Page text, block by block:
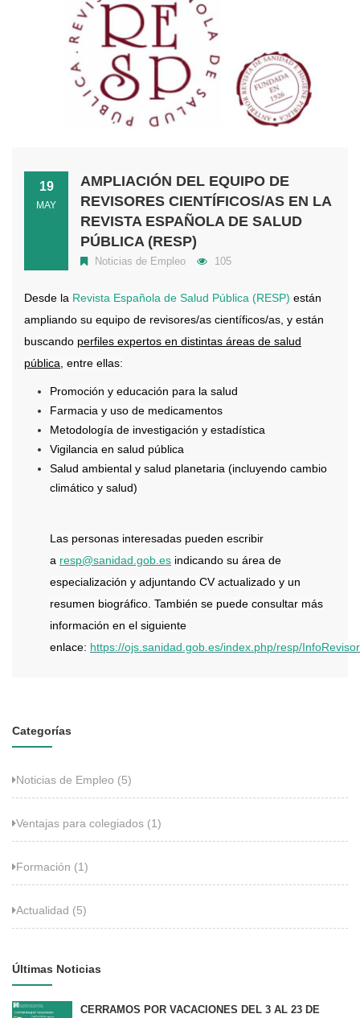
19
MAY
AMPLIACIÓN DEL EQUIPO DE
REVISORES CIENTÍFICOS/AS EN LA
REVISTA ESPAÑOLA DE SALUD
PÚBLICA (RESP)
Noticias de Empleo 105
Desde la Revista Española de Salud Pública (RESP) están
ampliando su equipo de revisores/as científicos/as, y están
buscando perfiles expertos en distintas áreas de salud
pública , entre ellas:
Promoción y educación para la salud
Farmacia y uso de medicamentos
Metodología de investigación y estadística
Vigilancia en salud pública
Salud ambiental y salud planetaria (incluyendo cambio
climático y salud)
Las personas interesadas pueden escribir
a resp@sanidad.gob.es indicando su área de
especialización y adjuntando CV actualizado y un
resumen biográfico. También se puede consultar más
información en el siguiente
enlace: https://ojs.sanidad.gob.es/index.php/resp/
Categorías
Noticias de Empleo (5)
Ventajas para colegiados (1)
Formación (1)
Actualidad (5)
Últimas Noticias
CERRAMOS POR VACACIONES DEL 3 AL 23 DE